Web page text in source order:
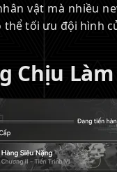
vật mà nhiều
thể tối ưu đội hình
Chịu